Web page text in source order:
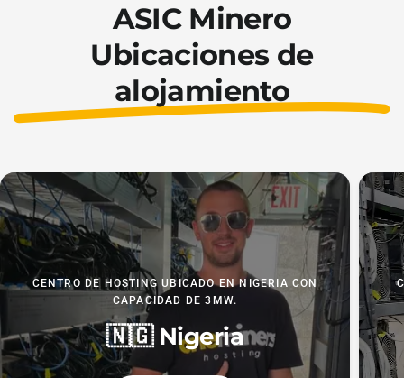
ASIC Minero
Ubicaciones de
alojamiento
CENTRO DE HOSTING UBICADO EN NIGERIA CON
CAPACIDAD DE 3MW.
🇳🇬 Nigeria